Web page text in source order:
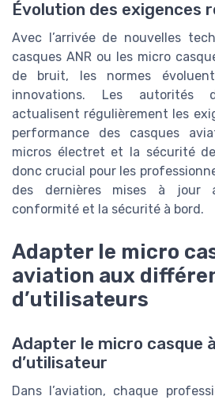
Évolution des exigences
Avec l’arrivée de nouvelles
casques ANR ou les micro
de bruit, les normes
innovations. Les autorités
actualisent régulièrement les
performance des casques
micros électret et la sécurité
donc crucial pour les
des dernières mises à jour
conformité et la sécurité à bord.
Adapter le micro
aviation aux
d’utilisateurs
Adapter le micro casque
d’utilisateur
Dans l’aviation, chaque